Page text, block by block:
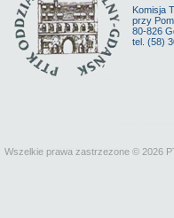
Komisja
przy
80-826
tel. (58)
Wszelkie prawa zastrzezone © 2026